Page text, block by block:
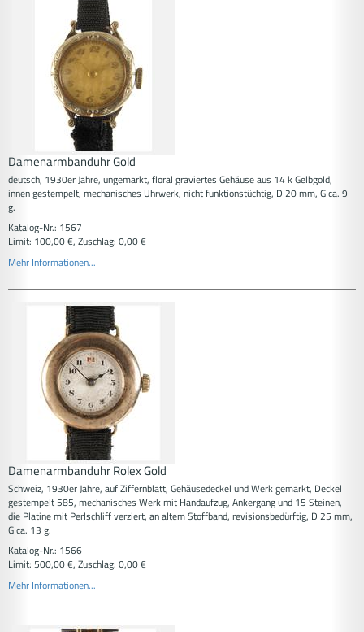
Damenarmbanduhr Gold
deutsch, 1930er Jahre, ungemarkt, floral graviertes Gehäuse aus 14 k Gelbgold,
innen gestempelt, mechanisches Uhrwerk, nicht funktionstüchtig, D 20 mm, G ca. 9
g.
Katalog-Nr.: 1567
Limit: 100,00 €, Zuschlag: 0,00 €
Mehr Informationen...
Damenarmbanduhr Rolex Gold
Schweiz, 1930er Jahre, auf Ziffernblatt, Gehäusedeckel und Werk gemarkt, Deckel
gestempelt 585, mechanisches Werk mit Handaufzug, Ankergang und 15 Steinen,
die Platine mit Perlschliff verziert, an altem Stoffband, revisionsbedürftig, D 25 mm,
G ca. 13 g.
Katalog-Nr.: 1566
Limit: 500,00 €, Zuschlag: 0,00 €
Mehr Informationen...